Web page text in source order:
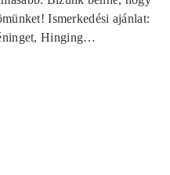
Ismerkedési ajánlat:
Hinging…